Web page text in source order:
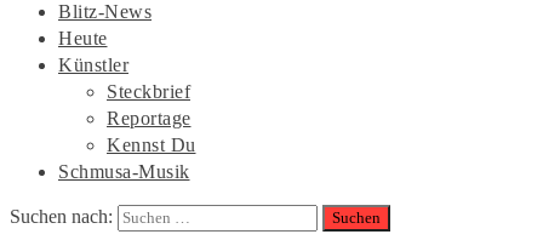
Blitz-News
Heute
Künstler
Steckbrief
Reportage
Kennst Du
Schmusa-Musik
Suchen nach: